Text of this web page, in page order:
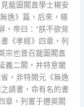
龍圖閣直學士楊安
逸》篇，后來，楊
，帝曰：“朕不欲背
《孝經》四章，列
宗也曾召龍圖閣直
義二閣，并特意闡
，非特開元《無逸
請書，命有名的書
章，列置于邇英閣